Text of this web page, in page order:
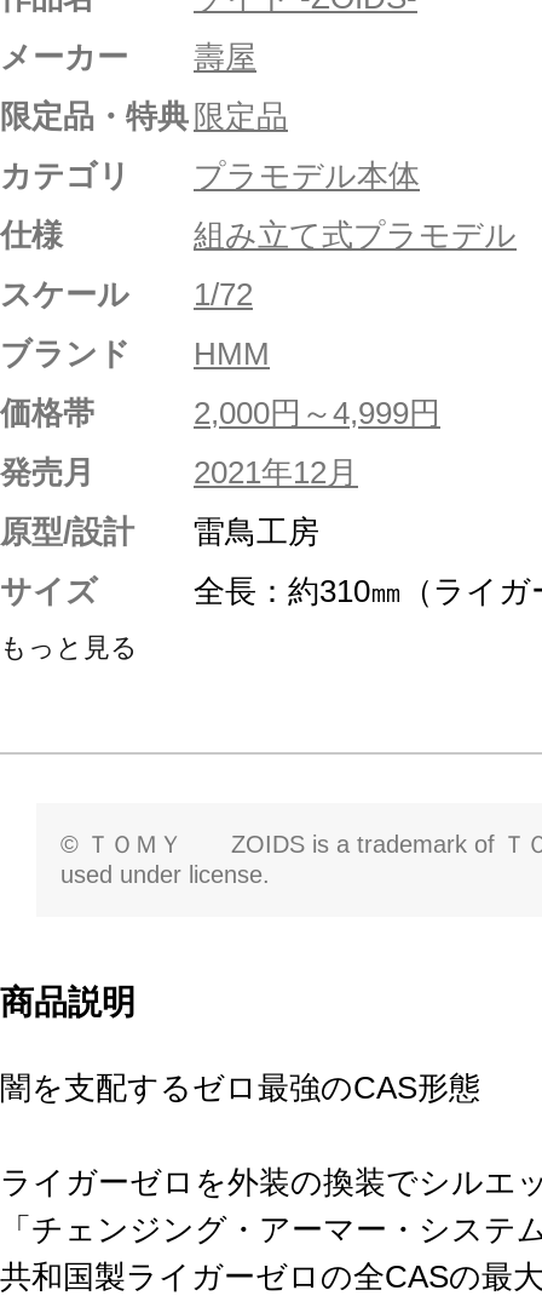
メーカー
壽屋
限定品・特典 限定品
カテゴリ
プラモデル本体
仕様
組み立て式プラモデル
スケール
1/72
ブランド
HMM
価格帯
2,000円～4,999円
発売月
2021年12月
原型/設計
雷鳥工房
サイズ
全長：約310㎜（ライ
もっと見る
© ＴＯＭＹ ZOIDS is a trademark of Ｔ
used under license.
商品説明
闇を支配するゼロ最強のCAS形態
ライガーゼロを外装の換装でシルエ
「チェンジング・アーマー・システ
共和国製ライガーゼロの全CASの最